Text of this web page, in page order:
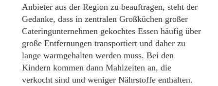
Anbieter aus der Region zu beauftragen, steht der
Gedanke, dass in zentralen Großküchen großer
Cateringunternehmen gekochtes Essen häufig über
große Entfernungen transportiert und daher zu
lange warmgehalten werden muss. Bei den
Kindern kommen dann Mahlzeiten an, die
verkocht sind und weniger Nährstoffe enthalten.